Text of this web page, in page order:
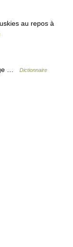
au repos à
…
Dictionnaire